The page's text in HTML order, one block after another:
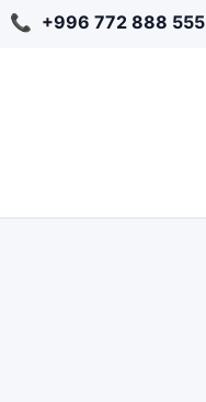
📞 +996 772 888 555